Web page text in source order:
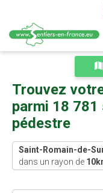
principal
Trouvez
parmi 18
pédestre
Saint-Romain-de-
dans un rayon de 10